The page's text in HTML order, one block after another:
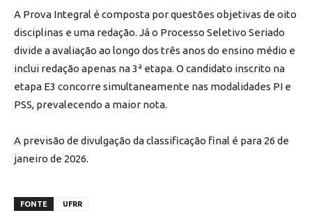
A Prova Integral é composta por questões objetivas de oito
disciplinas e uma redação. Já o Processo Seletivo Seriado
divide a avaliação ao longo dos três anos do ensino médio e
inclui redação apenas na 3ª etapa. O candidato inscrito na
etapa E3 concorre simultaneamente nas modalidades PI e
PSS, prevalecendo a maior nota.
A previsão de divulgação da classificação final é para 26 de
janeiro de 2026.
FONTE UFRR